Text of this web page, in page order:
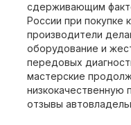
сдерживающим
России при покупке
производители
оборудование и
передовых
мастерские
отзывы